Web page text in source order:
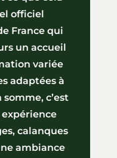
officiel
France qui
un accueil
variée
adaptées à
c’est
expérience
calanques
ambiance